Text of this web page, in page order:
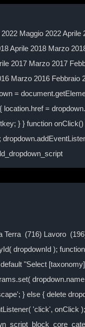
Maggio 2022 Aprile
Aprile 2018 Marzo
2017 Marzo 2017
Marzo 2016 Febbraio
=
=
} } function onClick()
Terra (716) Lavoro
dropdownId );
"Select
} else { delete
'click', onClick